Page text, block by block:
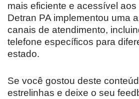
mais eficiente e acessível
Detran PA implementou uma
canais de atendimento,
telefone específicos para
estado.
Se você gostou deste
estrelinhas e deixe o seu